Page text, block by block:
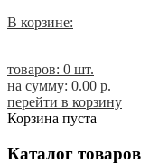
В корзине:
товаров: 0 шт.
на сумму: 0.00 p.
перейти в корзину
Корзина пуста
Каталог товаров